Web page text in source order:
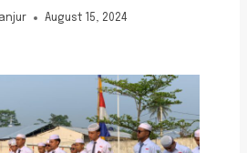
August 15, 2024